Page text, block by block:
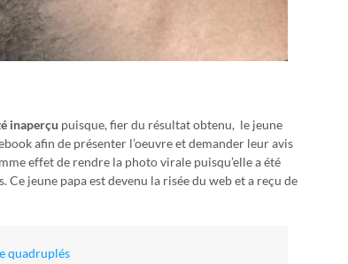
inaperçu puisque, fier du résultat obtenu, le jeune
afin de présenter l’oeuvre et demander leur avis
effet de rendre la photo virale puisqu’elle a été
jeune papa est devenu la risée du web et a reçu de
quadruplés